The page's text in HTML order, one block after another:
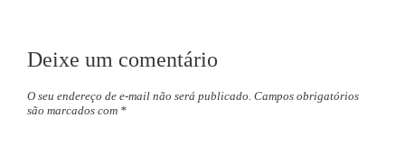
Deixe um comentário
O seu endereço de e-mail não será publicado. Campos obrigatórios
são marcados com *